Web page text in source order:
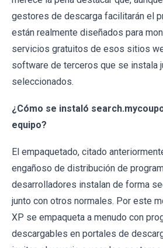
gestores de descarga facilitarán el
están realmente diseñados para
servicios gratuitos de esos sitios
software de terceros que se instala
seleccionados.
¿Cómo se instaló
equipo?
El empaquetado, citado
engañoso de distribución de
desarrolladores instalan de forma
junto con otros normales. Por este
XP se empaqueta a menudo con
descargables en portales de